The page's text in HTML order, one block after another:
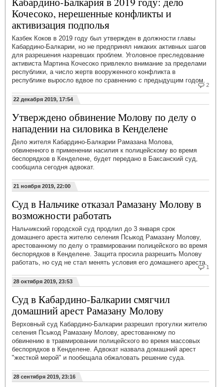
2
Кочесоко, нерешенные конфликты и
активизация подполья
Казбек Коков в 2019 году был утвержден в должности главы
Кабардино-Балкарии, но не предпринял никаких активных шагов
для разрешения назревших проблем. Уголовное преследование
активиста Мартина Кочесоко привлекло внимание за пределами
республики, а число жертв вооруженного конфликта в
республике выросло вдвое по сравнению с предыдущим годом.
22 декабря 2019, 17:54
Утверждено обвинение Молову по делу о
нападении на силовика в Кенделене
Дело жителя Кабардино-Балкарии Рамазана Молова,
обвиненного в применении насилия к полицейскому во время
беспорядков в Кенделене, будет передано в Баксанский суд,
сообщила сегодня адвокат.
21 ноября 2019, 22:00
1
Суд в Нальчике отказал Рамазану Молову в
возможности работать
Нальчикский городской суд продлил до 3 января срок
домашнего ареста жителю селения Псыкод Рамазану Молову,
арестованному по делу о травмировании полицейского во время
беспорядков в Кенделене. Защита просила разрешить Молову
работать, но суд не стал менять условия его домашнего ареста.
28 октября 2019, 23:53
Суд в Кабардино-Балкарии смягчил
домашний арест Рамазану Молову
Верховный суд Кабардино-Балкарии разрешил прогулки жителю
селения Псыкод Рамазану Молову, арестованному по
обвинению в травмировании полицейского во время массовых
беспорядков в Кенделене. Адвокат назвала домашний арест
"жесткой мерой" и пообещала обжаловать решение суда.
28 сентября 2019, 23:16